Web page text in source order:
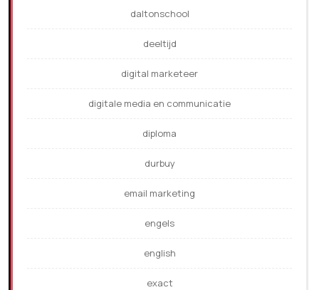
daltonschool
deeltijd
digital marketeer
digitale media en communicatie
diploma
durbuy
email marketing
engels
english
exact